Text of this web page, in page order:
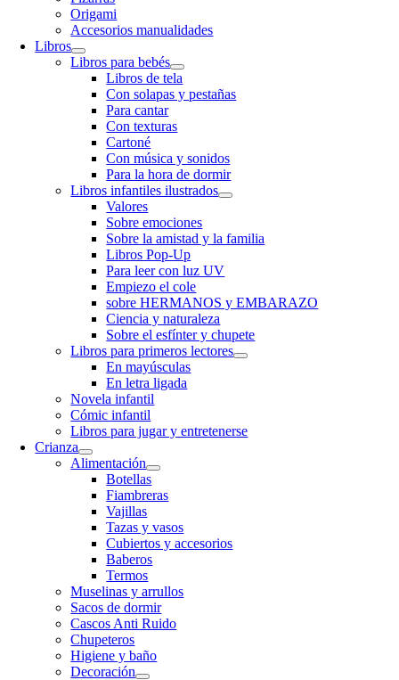
Origami
Accesorios manualidades
Libros
Libros para bebés
Libros de tela
Con solapas y pestañas
Para cantar
Con texturas
Cartoné
Con música y sonidos
Para la hora de dormir
Libros infantiles ilustrados
Valores
Sobre emociones
Sobre la amistad y la familia
Libros Pop-Up
Para leer con luz UV
Empiezo el cole
sobre HERMANOS y EMBARAZO
Ciencia y naturaleza
Sobre el esfínter y chupete
Libros para primeros lectores
En mayúsculas
En letra ligada
Novela infantil
Cómic infantil
Libros para jugar y entretenerse
Crianza
Alimentación
Botellas
Fiambreras
Vajillas
Tazas y vasos
Cubiertos y accesorios
Baberos
Termos
Muselinas y arrullos
Sacos de dormir
Cascos Anti Ruido
Chupeteros
Higiene y baño
Decoración